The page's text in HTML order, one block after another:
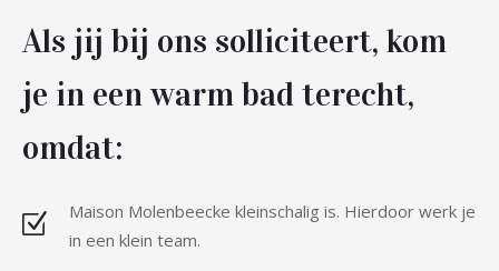
Als jij bij ons solliciteert, kom
je in een warm bad terecht,
omdat:
Maison Molenbeecke kleinschalig is. Hierdoor werk je
in een klein team.